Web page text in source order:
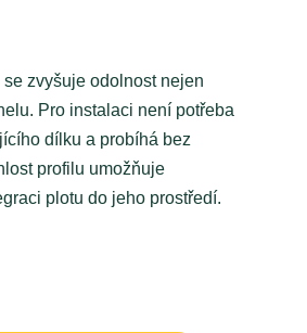
zvyšuje odolnost nejen
Pro instalaci není potřeba
dílku a probíhá bez
profilu umožňuje
plotu do jeho prostředí.